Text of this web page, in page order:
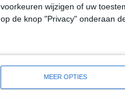
voorkeuren wijzigen of uw
op de knop "Privacy" onderaan
MEER OPTIES
bekijk de uitgebreide